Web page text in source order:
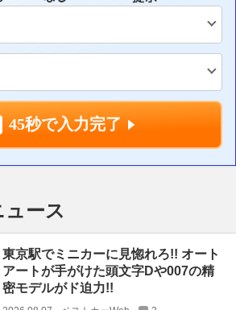
45秒で入力完了
ース
東京駅でミニカーに見惚れろ!! オート
アートが手がけた頭文字Dや007の精
密モデルがド迫力!!